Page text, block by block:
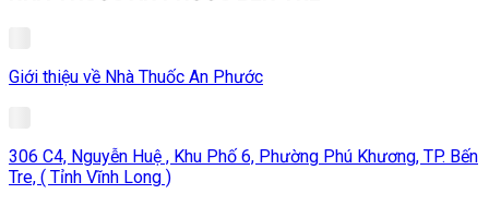
Giới thiệu về Nhà Thuốc An Phước
306 C4, Nguyễn Huệ , Khu Phố 6, Phường Phú Khương, TP. Bến
Tre, ( Tỉnh Vĩnh Long )